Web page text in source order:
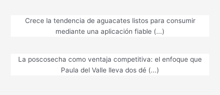
Crece la tendencia de aguacates listos para consumir
mediante una aplicación fiable (...)
La poscosecha como ventaja competitiva: el enfoque que
Paula del Valle lleva dos dé (...)